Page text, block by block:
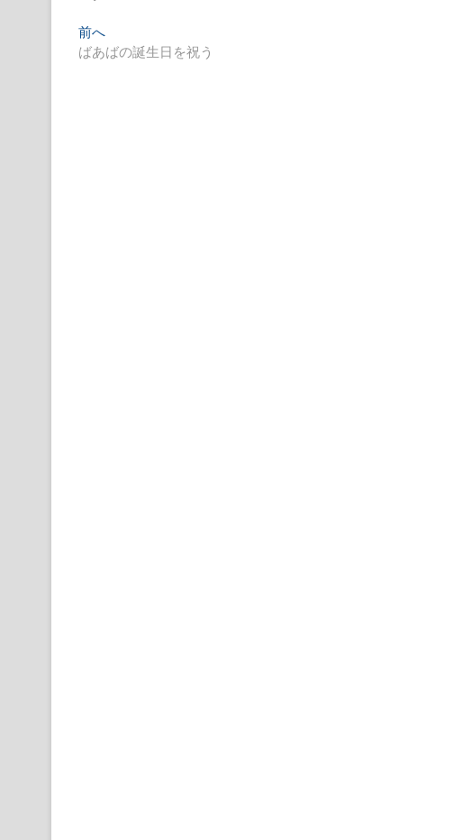
投
稿
前へ
去
ばあばの誕生日を祝う